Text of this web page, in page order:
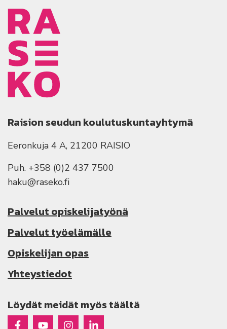
Raision seudun koulutuskuntayhtymä
Eeronkuja 4 A, 21200 RAISIO
Puh. +358 (0)2 437 7500
haku@raseko.fi
Palvelut opiskelijatyönä
Palvelut työelämälle
Opiskelijan opas
Yhteystiedot
Löydät meidät myös täältä
Raseko Facebookissa
Raseko Youtubessa
Raseko Instagramissa
Raseko Linkedinissä